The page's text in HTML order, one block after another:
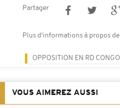
Partager
Plus d'informations à propos de
OPPOSITION EN RD CONGO
VOUS AIMEREZ AUSSI